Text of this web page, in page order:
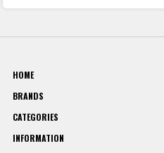
HOME
BRANDS
CATEGORIES
INFORMATION